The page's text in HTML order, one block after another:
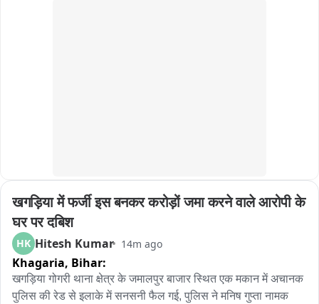
खगड़िया में फर्जी इस बनकर करोड़ों जमा करने वाले आरोपी के
घर पर दबिश
HK Hitesh Kumar 14m ago
Khagaria, Bihar:
खगड़िया गोगरी थाना क्षेत्र के जमालपुर बाजार स्थित एक मकान में अचानक
पुलिस की रेड से इलाके में सनसनी फैल गई, पुलिस ने मनिष गुप्ता नामक